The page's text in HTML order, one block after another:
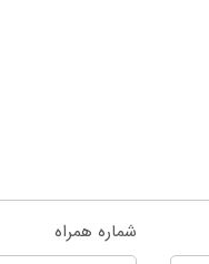
شماره همراه